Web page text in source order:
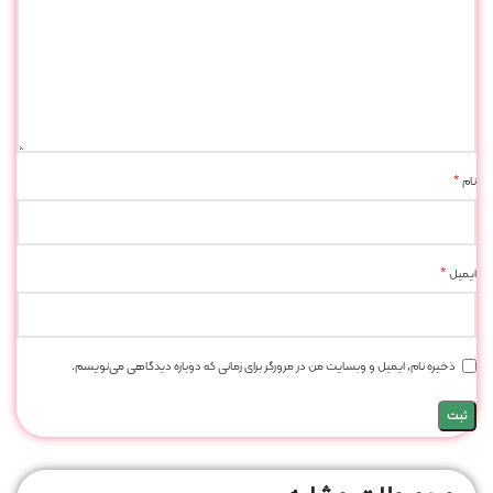
نام*
ایمیل*
ذخیره نام، ایمیل و وبسایت من در مرورگر برای زمانی که دوباره دیدگاهی می‌نویسم.